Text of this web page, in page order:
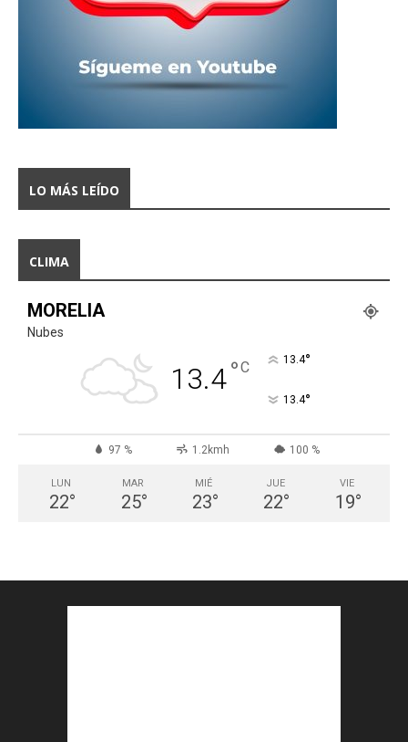
LO MÁS LEÍDO
CLIMA
MORELIA
Nubes
13.4°C 13.4°
13.4°
97 % 1.2kmh 100 %
LUN
22°
MAR
25°
MIÉ
23°
JUE
22°
VIE
19°